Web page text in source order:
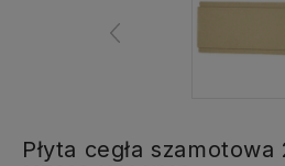
Płyta cegła